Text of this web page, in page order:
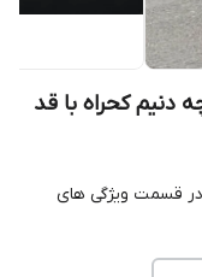
دنیم کحراه با قد
در قسمت ویژگی های